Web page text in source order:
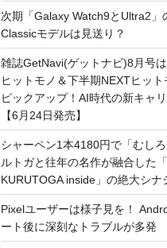
次期「Galaxy Watch9とUltra2」
Classicモデルは見送り？
雑誌GetNavi(ゲットナビ)8月号
ヒットモノ＆下半期NEXTヒッ
ピックアップ！AI時代の新キャ
【6月24日発売】
シャーペン1本4180円で「むし
ルトガと往年の名作が融合した
KURUTOGA inside」の絶大シナ
Pixelユーザーは様子見を！
ート後に深刻なトラブルが多発